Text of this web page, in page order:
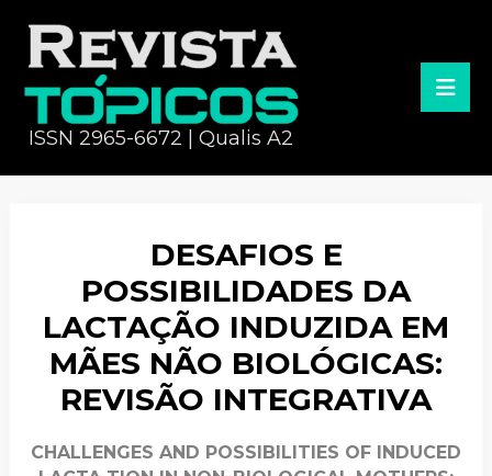
ISSN 2965-6672 | Qualis A2
DESAFIOS E
POSSIBILIDADES DA
LACTAÇÃO INDUZIDA EM
MÃES NÃO BIOLÓGICAS:
REVISÃO INTEGRATIVA
CHALLENGES AND POSSIBILITIES OF INDUCED